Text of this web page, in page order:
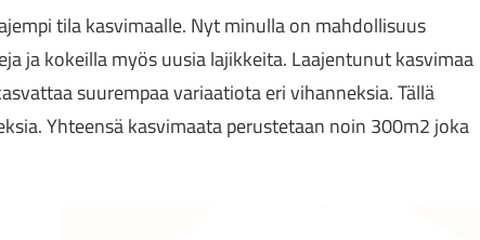
tila kasvimaalle. Nyt minulla on mahdollisuus
ja kokeilla myös uusia lajikkeita. Laajentunut kasvimaa
suurempaa variaatiota eri vihanneksia. Tällä
Yhteensä kasvimaata perustetaan noin 300m2 joka